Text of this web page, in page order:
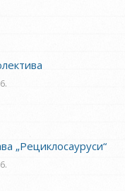
„Рециклосауруси“